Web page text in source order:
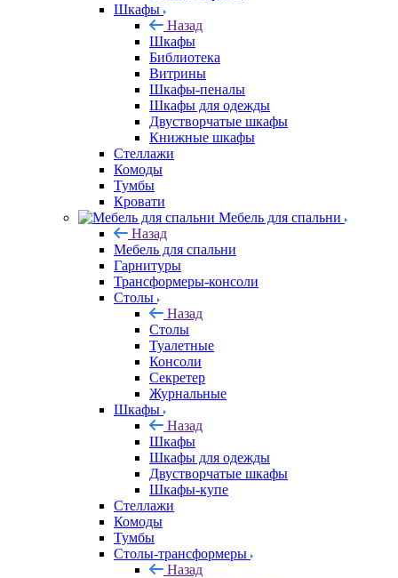
Шкафы
Назад
Шкафы
Библиотека
Витрины
Шкафы-пеналы
Шкафы для одежды
Двустворчатые шкафы
Книжные шкафы
Стеллажи
Комоды
Тумбы
Кровати
Мебель для спальни
Назад
Мебель для спальни
Гарнитуры
Трансформеры-консоли
Столы
Назад
Столы
Туалетные
Консоли
Секретер
Журнальные
Шкафы
Назад
Шкафы
Шкафы для одежды
Двустворчатые шкафы
Шкафы-купе
Стеллажи
Комоды
Тумбы
Столы-трансформеры
Назад